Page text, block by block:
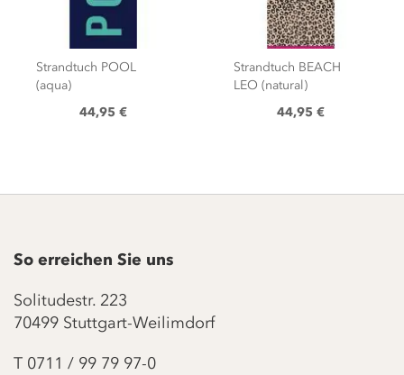
Strandtuch POOL
(aqua)
44,95 €
Strandtuch BEACH
LEO (natural)
44,95 €
So erreichen Sie uns
Solitudestr. 223
70499 Stuttgart-Weilimdorf
T 0711 / 99 79 97-0